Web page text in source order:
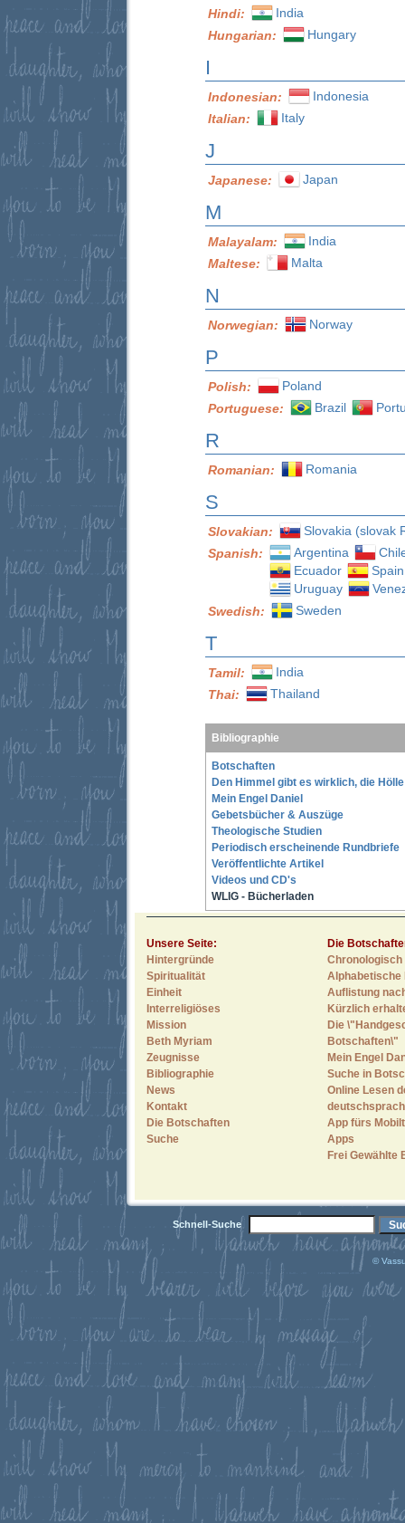
Hindi:
India
Hungarian:
Hungary
I
Indonesian:
Indonesia
Italian:
Italy
J
Japanese: Japan
M
Malayalam:
India
Maltese:
Malta
N
Norwegian: Norway
P
Polish:
Poland
Portuguese:
Brazil
R
Romanian: Romania
S
Slovakian:
Slovakia (slovak
Spanish:
Argentina
Ecuador
Spain
Uruguay
Swedish:
Sweden
T
Tamil:
India
Thai:
Thailand
Bibliographie
Botschaften
Den Himmel gibt es wirklich, die
Mein Engel Daniel
Gebetsbücher & Auszüge
Theologische Studien
Periodisch erscheinende Rundbriefe
Veröffentlichte Artikel
Videos und CD's
WLIG - Bücherladen
Unsere Seite:
Hintergründe
Spiritualität
Einheit
Interreligiöses
Mission
Beth Myriam
Zeugnisse
Bibliographie
News
Kontakt
Die Botschaften
Suche
Die
Alphabetische
Auflistung
Kürzlich
Die
Botschaften\"
Mein Engel
Suche in
Online Lesen
App fürs
Apps
Frei Gewählte
Schnell-Suche
©